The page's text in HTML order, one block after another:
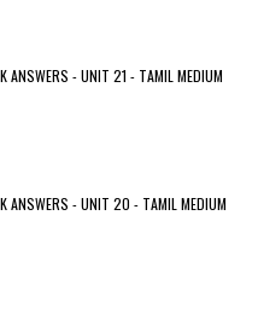
ANSWERS - UNIT 21 - TAMIL MEDIUM
ANSWERS - UNIT 20 - TAMIL MEDIUM